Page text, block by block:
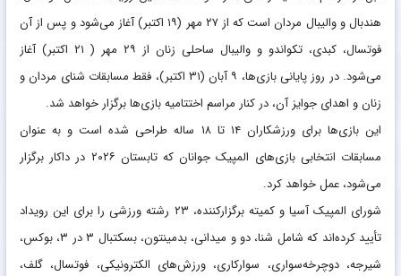
هندبال و والیبال مردان است که از ۲۷ مهر (۱۹ اکتبر) آغاز می‌شود و پس از آن
فوتسال، کبدی، تکواندو و والیبال ساحلی زنان از ۲۹ مهر ( ۲۱ اکتبر) آغاز
می‌شود. در روز پایانی بازی‌ها، ۹ آبان (۳۱ اکتبر)، فقط مسابقات شنای مردان و
زنان و اهدای جوایز آن، در کنار مراسم اختتامیه بازی‌ها برگزار خواهد شد.
این بازی‌ها برای ورزشکاران ۱۴ تا ۱۸ ساله طراحی شده است و به عنوان
مسابقات انتخابی بازی‌های المپیک جوانان که تابستان ۲۰۲۶ در داکار برگزار
می‌شود، عمل خواهد کرد.
شورای المپیک آسیا و کمیته برگزارکننده، ۲۳ رشته ورزشی را برای این رویداد
تأیید کرده‌اند که شامل شنا، دو و میدانی، بدمینتون، بسکتبال ۳ در ۳، بوکس،
شیرجه، دوچرخه‌سواری، سوارکاری، ورزش‌های الکترونیکی، فوتسال، گلف،